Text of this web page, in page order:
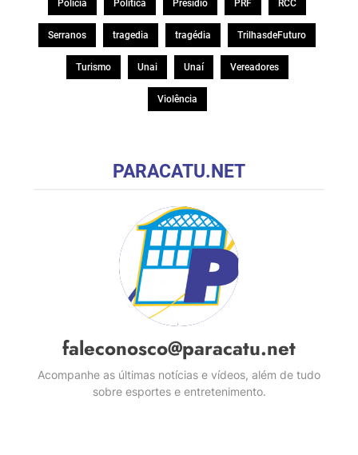
Polícia Política Presídio PRF RCC
Serranos tragedia tragédia TrilhasdeFuturo
Turismo Unai Unaí Vereadores
Violência
PARACATU.NET
faleconosco@paracatu.net
Acompanhe as últimas notícias e vídeos, além de tudo
sobre esportes e entretenimento.